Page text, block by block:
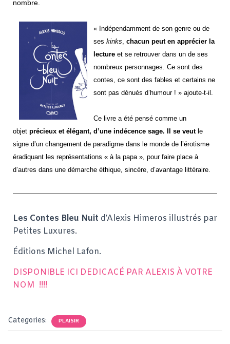
nombre.
« Indépendamment de son genre ou de
ses kinks, chacun peut en apprécier la
lecture et se retrouver dans un de ses
nombreux personnages. Ce sont des
contes, ce sont des fables et certains ne
sont pas dénués d’humour ! » ajoute-t-il.
Ce livre a été pensé comme un
objet précieux et élégant, d’une indécence sage. Il se veut le
signe d’un changement de paradigme dans le monde de l’érotisme
éradiquant les représentations « à la papa », pour faire place à
d’autres dans une démarche éthique, sincère, d’avantage littéraire.
Les Contes Bleu Nuit d’Alexis Himeros illustrés par
Petites Luxures.
Éditions Michel Lafon.
DISPONIBLE ICI DEDICACÉ PAR ALEXIS À VOTRE
NOM !!!!
Categories: PLAISIR